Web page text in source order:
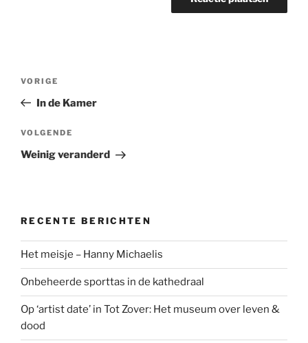
Vorig
bericht
VORIGE
In de Kamer
Volgend
bericht
VOLGENDE
Weinig veranderd
RECENTE BERICHTEN
Het meisje – Hanny Michaelis
Onbeheerde sporttas in de kathedraal
Op ‘artist date’ in Tot Zover: Het museum over leven &
dood